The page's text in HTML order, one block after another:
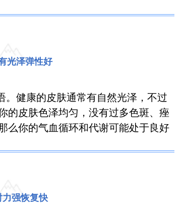
光泽弹性好
健康的皮肤通常有自然光泽，不过
的皮肤色泽均匀，没有过多色斑、痤
么你的气血循环和代谢可能处于良好
力强恢复快